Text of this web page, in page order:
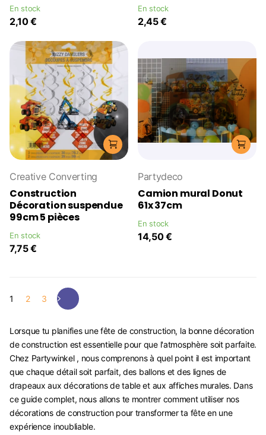
En stock
2,10 €
En stock
2,45 €
Creative Converting
Construction
Décoration suspendue
99cm 5 pièces
En stock
7,75 €
Partydeco
Camion mural Donut
61x 37cm
En stock
14,50 €
1 2 3
Lorsque tu planifies une fête de construction, la bonne décoration
de construction est essentielle pour que l'atmosphère soit parfaite.
Chez Partywinkel , nous comprenons à quel point il est important
que chaque détail soit parfait, des ballons et des lignes de
drapeaux aux décorations de table et aux affiches murales. Dans
ce guide complet, nous allons te montrer comment utiliser nos
décorations de construction pour transformer ta fête en une
expérience inoubliable.